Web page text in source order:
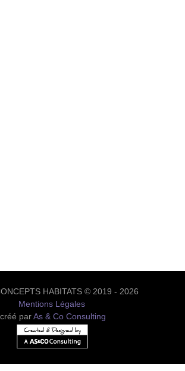
HABITATS © 2019 - 2026
Mentions Légales
parAs & Co Consulting